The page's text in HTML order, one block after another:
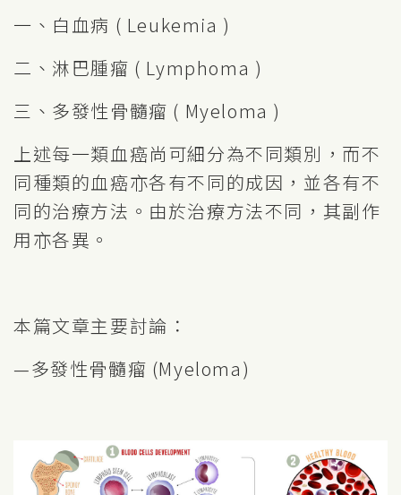
一、白血病 ( Leukemia )
二、淋巴腫瘤 ( Lymphoma )
三、多發性骨髓瘤 ( Myeloma )
上述每一類血癌尚可細分為不同類別，而不
同種類的血癌亦各有不同的成因，並各有不
同的治療方法。由於治療方法不同，其副作
用亦各異。
本篇文章主要討論：
—多發性骨髓瘤 (Myeloma)